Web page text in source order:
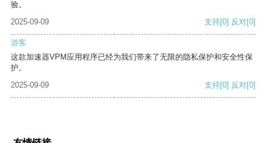
验。
2025-09-09
支持[0] 反对[0]
游客
这款加速器VPM应用程序已经为我们带来了无限的隐私保护和安全性保
护。
2025-09-09
支持[0] 反对[0]